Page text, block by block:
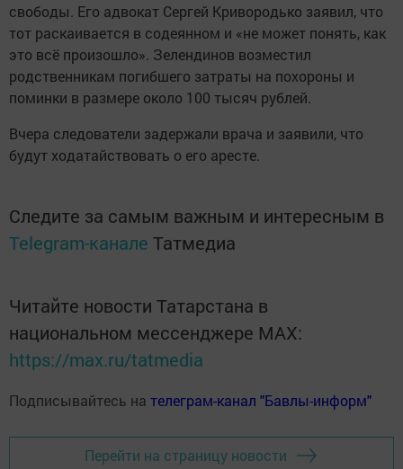
свободы. Его адвокат Сергей Кривородько заявил, что
тот раскаивается в содеянном и «не может понять, как
это всё произошло». Зелендинов возместил
родственникам погибшего затраты на похороны и
поминки в размере около 100 тысяч рублей.
Вчера следователи задержали врача и заявили, что
будут ходатайствовать о его аресте.
Следите за самым важным и интересным в
Telegram-канале Татмедиа
Читайте новости Татарстана в
национальном мессенджере MАХ:
https://max.ru/tatmedia
Подписывайтесь на телеграм-канал "Бавлы-информ"
Перейти на страницу новости